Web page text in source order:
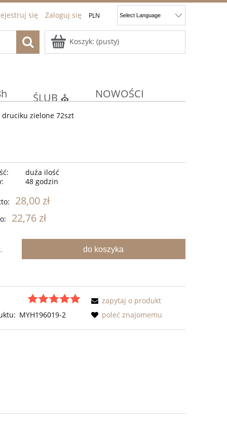
się Zaloguj się
Koszyk: (pusty)
ŚLUB ⛪ NOWOŚCI
zielone 72szt
duża ilość
48 godzin
28,00 zł
22,76 zł
do koszyka
MYH196019-2
zapytaj o produkt
poleć znajomemu